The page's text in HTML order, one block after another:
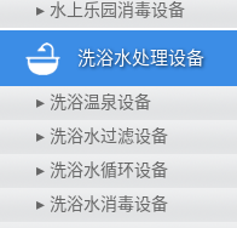
▸ 水上乐园消毒设备
洗浴水处理设备
▸ 洗浴温泉设备
▸ 洗浴水过滤设备
▸ 洗浴水循环设备
▸ 洗浴水消毒设备